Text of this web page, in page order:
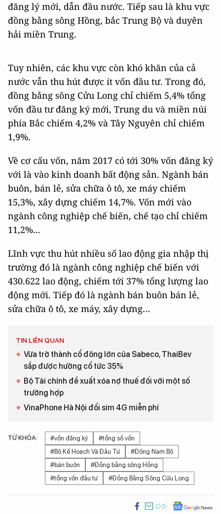
đăng lý mới, dẫn đầu nước. Tiếp sau là khu vực
đồng bằng sông Hồng, bắc Trung Bộ và duyên
hải miền Trung.
Tuy nhiên, các khu vực còn khó khăn của cả
nước vẫn thu hút được ít vốn đầu tư. Trong đó,
đồng bằng sông Cửu Long chỉ chiếm 5,4% tổng
vốn đầu tư đăng ký mới, Trung du và miền núi
phía Bắc chiếm 4,2% và Tây Nguyên chỉ chiếm
1,9%.
Về cơ cấu vốn, năm 2017 có tới 30% vốn đăng ký
với là vào kinh doanh bất động sản. Ngành bán
buôn, bán lẻ, sửa chữa ô tô, xe máy chiếm
15,3%, xây dựng chiếm 14,7%. Vốn mới vào
ngành công nghiệp chế biến, chế tạo chỉ chiếm
11,2%...
Lĩnh vực thu hút nhiều số lao động gia nhập thị
trường đó là ngành công nghiệp chế biến với
430.622 lao động, chiếm tới 37% tổng lượng lao
động mới. Tiếp đó là ngành bán buôn bán lẻ,
sửa chữa ô tô, xe máy, xây dựng…
TIN LIÊN QUAN
Vừa trở thành cổ đông lớn của Sabeco, ThaiBev
sắp được hưởng cổ tức 35%
Bộ Tài chính đề xuất xóa nợ thuế đối với một số
trường hợp
VinaPhone Hà Nội đổi sim 4G miễn phí
TỪ KHÓA: #vốn đăng ký
#tổng số vốn
#Bộ Kế Hoạch Và Đầu Tư
#Đông Nam Bộ
#bán buôn
#Đồng bằng sông Hồng
#tổng vốn đầu tư
#Đồng Bằng Sông Cửu Long